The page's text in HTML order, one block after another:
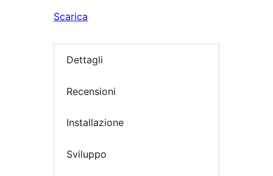
Scarica
Dettagli
Recensioni
Installazione
Sviluppo